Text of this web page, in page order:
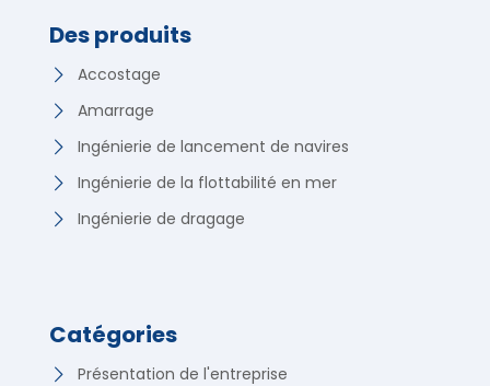
Des produits
Accostage
Amarrage
Ingénierie de lancement de navires
Ingénierie de la flottabilité en mer
Ingénierie de dragage
Catégories
Présentation de l'entreprise